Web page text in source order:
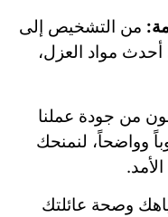
من التشخيص إلى
أحدث مواد العزل،
من جودة عملنا
وواضحاً، لنمنحك
وصحة عائلتك